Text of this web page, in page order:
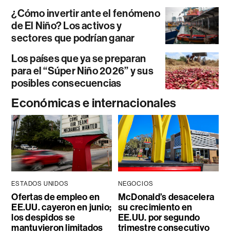
¿Cómo invertir ante el fenómeno
de El Niño? Los activos y
sectores que podrían ganar
Los países que ya se preparan
para el “Súper Niño 2026” y sus
posibles consecuencias
Económicas e internacionales
ESTADOS UNIDOS
Ofertas de empleo en
EE.UU. cayeron en junio;
los despidos se
mantuvieron limitados
NEGOCIOS
McDonald’s desacelera
su crecimiento en
EE.UU. por segundo
trimestre consecutivo